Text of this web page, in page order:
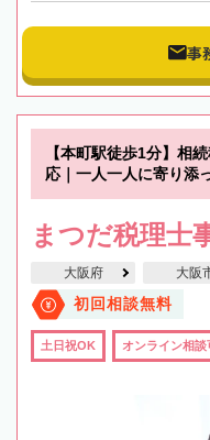
事
【本町駅徒歩1分】相
応｜一人一人に寄り添
まつだ税理士
大阪府 大阪
初回相談無料
土日祝OK オンライン相談